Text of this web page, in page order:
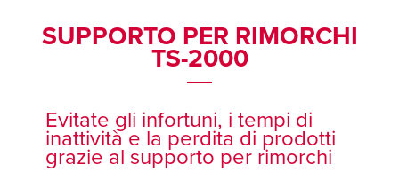
Italiano
ASIA PACIFIC
Italiano
ASIA PACIFIC
+39 (0) 236714370
SUPPORTO PER RIMORCHI
TS-2000
Evitate gli infortuni, i tempi di
inattività e la perdita di prodotti
grazie al supporto per rimorchi